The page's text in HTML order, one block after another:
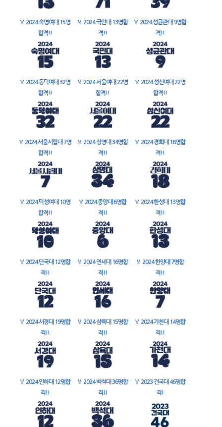
🏅 2024 숙명여대 15명
합격!!
🏅 2024 국민대 13명합
격!!
🏅 2024 성균관대 9명합
격!!
🏅 2024 동덕여대 32명
합격!!
🏅 2024 서울여대 22명
합격!!
🏅 2024 성신여대 22명
합격!!
🏅 2024 서울시립대 7명
합격!!
🏅 2024 상명대 34명합
격!!
🏅 2024 경희대 18명합
격!!
🏅 2024 덕성여대 10명
합격!!
🏅 2024 중앙대 6명합
격!!
🏅 2024 한성대 13명합
격!!
🏅 2024 단국대 12명합
격!!
🏅 2024 연세대 16명합
격!!
🏅 2024 한양대 7명합
격!!
🏅 2024 서경대 19명합
격!!
🏅 2024 삼육대 15명합
격!!
🏅 2024 가천대 14명합
격!!
🏅 2024 인하대 12명합
격!!
🏅 2024 백석대 36명합
격!!
🏅 2023 건국대 46명합
격!